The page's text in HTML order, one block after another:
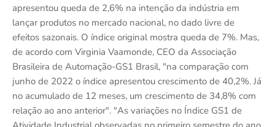
apresentou queda de 2,6% na intenção da indústria em
lançar produtos no mercado nacional, no dado livre de
efeitos sazonais. O índice original mostra queda de 7%. Mas,
de acordo com Virginia Vaamonde, CEO da Associação
Brasileira de Automação-GS1 Brasil, "na comparação com
junho de 2022 o índice apresentou crescimento de 40,2%. Já
no acumulado de 12 meses, um crescimento de 34,8% com
relação ao ano anterior". "As variações no Índice GS1 de